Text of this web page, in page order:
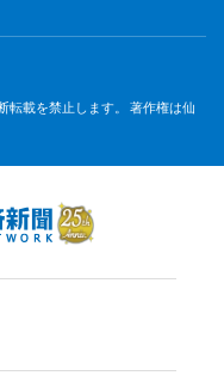
転載を禁止します。 著作権は仙